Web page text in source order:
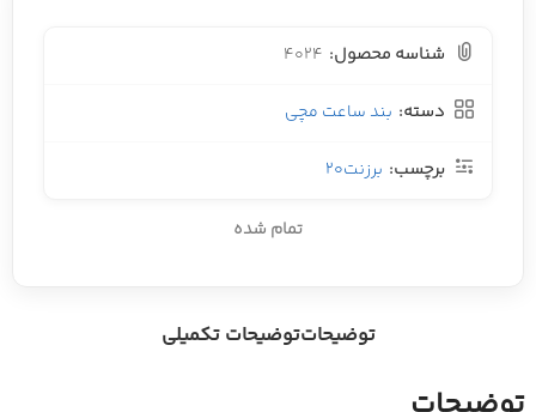
شناسه محصول: 4024
دسته: بند ساعت مچی
برچسب: برزنت20
تمام شده
توضیحاتتوضیحات تکمیلی